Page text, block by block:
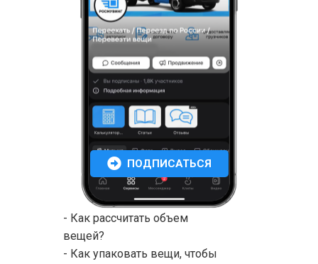
- Как рассчитать объем
вещей?
- Как упаковать вещи, чтобы
ПОДПИСАТЬСЯ